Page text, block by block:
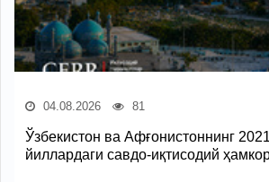
04.08.2026 81
Ўзбекистон ва Афғонистоннинг
йиллардаги савдо-иқтисодий